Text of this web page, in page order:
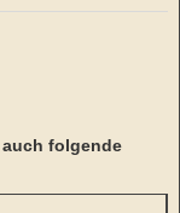
folgende